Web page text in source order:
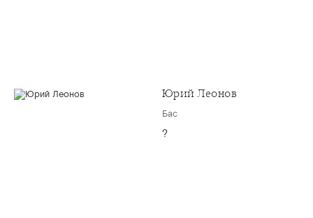
Юрий Леонов
Бас
?